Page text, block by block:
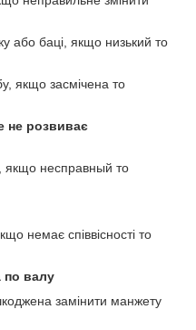
або баці, якщо низький то
якщо засмічена то
не розвиває
якщо несправный то
немає співвісності то
по валу
замінити манжету